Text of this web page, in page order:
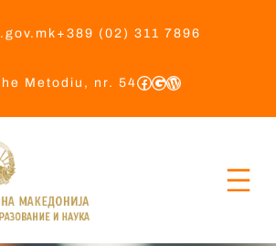
+389 (02) 311 7896
Metodiu, nr. 54